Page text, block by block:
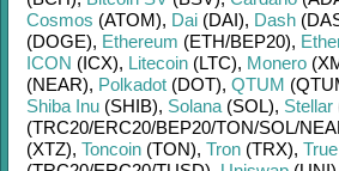
Cosmos (ATOM), Dai (DAI), Dash
(DOGE), Ethereum (ETH/BEP20),
ICON (ICX), Litecoin (LTC), Monero
(NEAR), Polkadot (DOT), QTUM
Shiba Inu (SHIB), Solana (SOL), Stellar
(TRC20/ERC20/BEP20/TON/SOL/
(XTZ), Toncoin (TON), Tron (TRX),